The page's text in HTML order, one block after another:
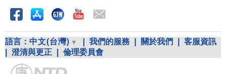
語言： 中文(台灣) 我們的服務 關於我們
客服資訊
澄清與更正 倫理委員會